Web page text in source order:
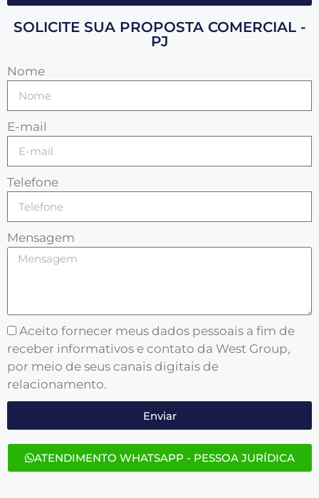
SOLICITE SUA PROPOSTA COMERCIAL -
PJ
Nome
E-mail
Telefone
Mensagem
Aceito fornecer meus dados pessoais a fim de
receber informativos e contato da West Group,
por meio de seus canais digitais de
relacionamento.
Enviar
ATENDIMENTO WHATSAPP - PESSOA JURÍDICA